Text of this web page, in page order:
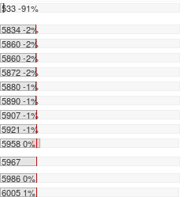
533 -91%
5834 -2%
5860 -2%
5860 -2%
5872 -2%
5880 -1%
5890 -1%
5907 -1%
5921 -1%
5958 0%
5967
5986 0%
6005 1%